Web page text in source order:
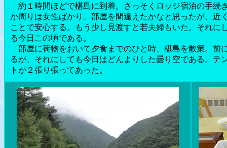
約１時間ほどで椹島に到着。さっそくロッジ宿泊の手続
か周りは女性ばかり、部屋を間違えたかなと思ったが、近
ことで安心する。もう少し見渡すと若夫婦もいた。それに
る今日この頃である。
部屋に荷物をおいて夕食までのひと時、椹島を散策。前
るが、それにしても今日はどんよりした曇り空である。テ
トが２張り張ってあった。